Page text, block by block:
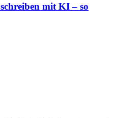
mit KI – so